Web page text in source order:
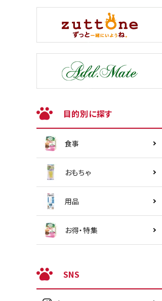
目的別に探す
食事
おもちゃ
用品
お得・特集
SNS